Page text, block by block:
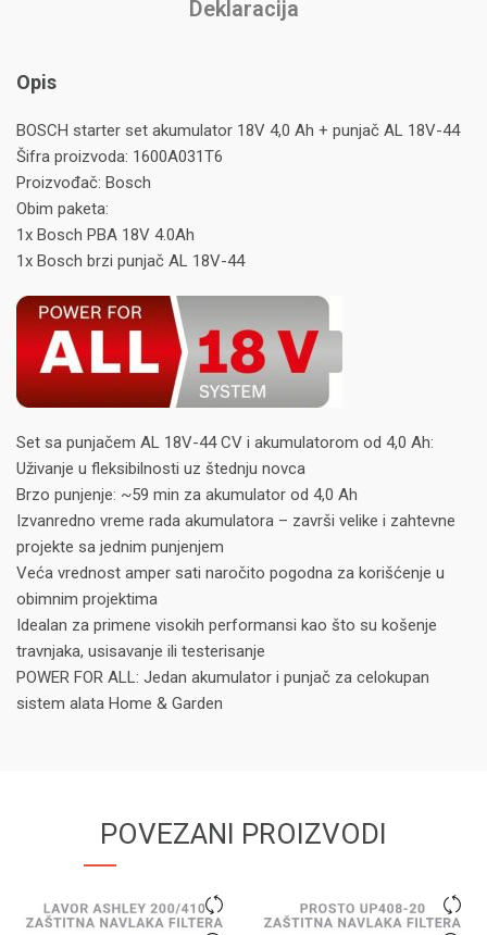
Deklaracija
Opis
BOSCH starter set akumulator 18V 4,0 Ah + punjač AL 18V-44
Šifra proizvoda: 1600A031T6
Proizvođač: Bosch
Obim paketa:
1x Bosch PBA 18V 4.0Ah
1x Bosch brzi punjač AL 18V-44
Set sa punjačem AL 18V-44 CV i akumulatorom od 4,0 Ah:
Uživanje u fleksibilnosti uz štednju novca
Brzo punjenje: ~59 min za akumulator od 4,0 Ah
Izvanredno vreme rada akumulatora – završi velike i zahtevne
projekte sa jednim punjenjem
Veća vrednost amper sati naročito pogodna za korišćenje u
obimnim projektima
Idealan za primene visokih performansi kao što su košenje
travnjaka, usisavanje ili testerisanje
POWER FOR ALL: Jedan akumulator i punjač za celokupan
sistem alata Home & Garden
POVEZANI PROIZVODI